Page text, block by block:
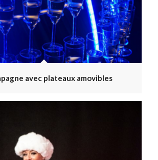
avec plateaux amovibles